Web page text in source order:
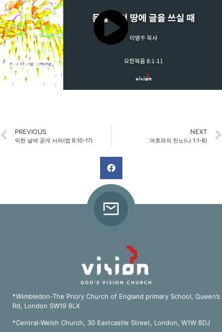
PREVIOUS
악한 날에 굳게 서라(엡 6:10-17)
NEXT
여호와의 진노(나 1:1-8)
*Wimbledon-The Priory Church of England primary School, Queen’s
Rd, London SW19 8LX
*Central-Welsh Church, 30 Eastcastle Street, London, W1W 8DJ